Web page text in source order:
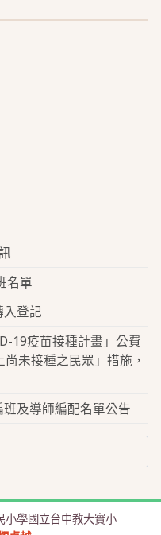
名單
登記
19疫苗接種計畫」公費
未接種之民眾」措施，
及導師編配名單公告
小學國立台中教大實小